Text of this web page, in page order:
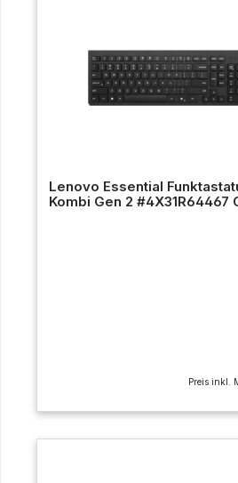
Lenovo Essential
Kombi Gen 2 #4X31R64467
Preis inkl.